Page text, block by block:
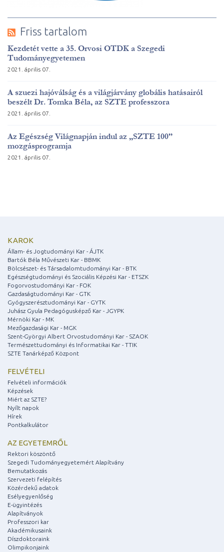
Friss tartalom
Kezdetét vette a 35. Orvosi OTDK a Szegedi
Tudományegyetemen
2021. április 07.
A szuezi hajóválság és a világjárvány globális hatásairól
beszélt Dr. Tomka Béla, az SZTE professzora
2021. április 07.
Az Egészség Világnapján indul az „SZTE 100”
mozgásprogramja
2021. április 07.
KAROK
Állam- és Jogtudományi Kar - ÁJTK
Bartók Béla Művészeti Kar - BBMK
Bölcsészet- és Társadalomtudományi Kar - BTK
Egészségtudományi és Szociális Képzési Kar - ETSZK
Fogorvostudományi Kar - FOK
Gazdaságtudományi Kar - GTK
Gyógyszerésztudományi Kar - GYTK
Juhász Gyula Pedagógusképző Kar - JGYPK
Mérnöki Kar - MK
Mezőgazdasági Kar - MGK
Szent-Györgyi Albert Orvostudományi Kar - SZAOK
Természettudományi és Informatikai Kar - TTIK
SZTE Tanárképző Központ
FELVÉTELI
Felvételi információk
Képzések
Miért az SZTE?
Nyílt napok
Hírek
Pontkalkulátor
AZ EGYETEMRŐL
Rektori köszöntő
Szegedi Tudományegyetemért Alapítvány
Bemutatkozás
Szervezeti felépítés
Közérdekű adatok
Esélyegyenlőség
E-ügyintézés
Alapítványok
Professzori kar
Akadémikusaink
Díszdoktoraink
Olimpikonjaink